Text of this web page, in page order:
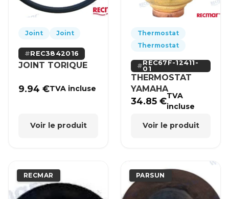
Joint Joint
REC3842016
JOINT TORIQUE
9.94€TVA incluse
Voir le produit
Thermostat
Thermostat
REC67F-12411-
01
THERMOSTAT
YAMAHA
34.85€TVA
incluse
Voir le produit
RECMAR PARSUN